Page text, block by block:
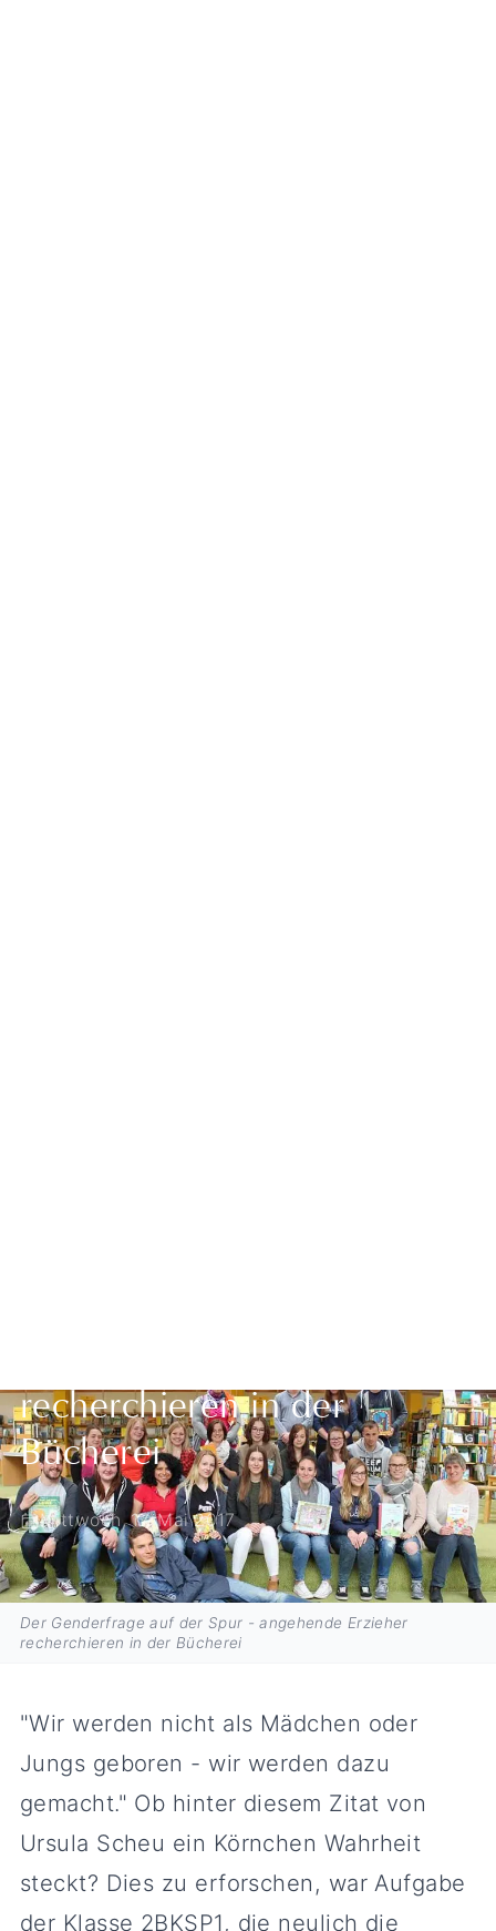
recherchieren in der
Bücherei
Mittwoch, 17. Mai 2017
Der Genderfrage auf der Spur - angehende Erzieher
recherchieren in der Bücherei
"Wir werden nicht als Mädchen oder
Jungs geboren - wir werden dazu
gemacht." Ob hinter diesem Zitat von
Ursula Scheu ein Körnchen Wahrheit
steckt? Dies zu erforschen, war Aufgabe
der Klasse 2BKSP1, die neulich die